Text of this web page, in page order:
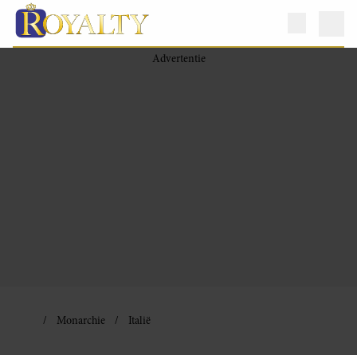
Monarchie Italië